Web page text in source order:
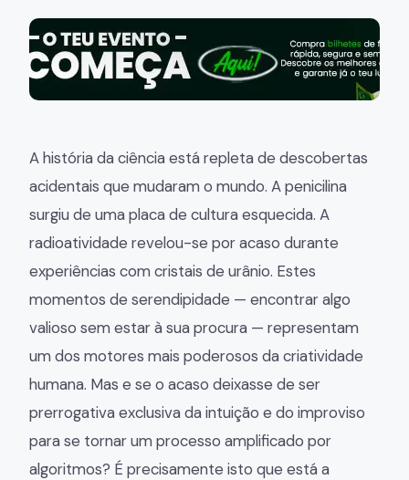
A história da ciência está repleta de descobertas
acidentais que mudaram o mundo. A penicilina
surgiu de uma placa de cultura esquecida. A
radioatividade revelou-se por acaso durante
experiências com cristais de urânio. Estes
momentos de serendipidade — encontrar algo
valioso sem estar à sua procura — representam
um dos motores mais poderosos da criatividade
humana. Mas e se o acaso deixasse de ser
prerrogativa exclusiva da intuição e do improviso
para se tornar um processo amplificado por
algoritmos? É precisamente isto que está a